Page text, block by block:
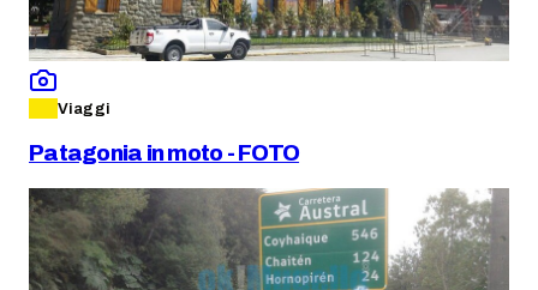
Viaggi
Patagonia in moto - FOTO